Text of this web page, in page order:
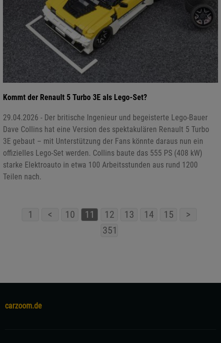
Kommt der Renault 5 Turbo 3E als Lego-Set?
29.04.2026 - Der britische Ingenieur und begeisterte Lego-Bauer
Dave Collins hat eine Version des spektakulären Renault 5 Turbo
3E gebaut – mit Unterstützung der Fans könnte daraus nun ein
offizielles Lego-Set werden. Collins baute das 555 PS (408 kW)
starke Elektroauto in etwa 100 Arbeitsstunden aus rund 1200
Teilen nach.
1 < 10 11 12 13 14 15
>
351
carzoom.de